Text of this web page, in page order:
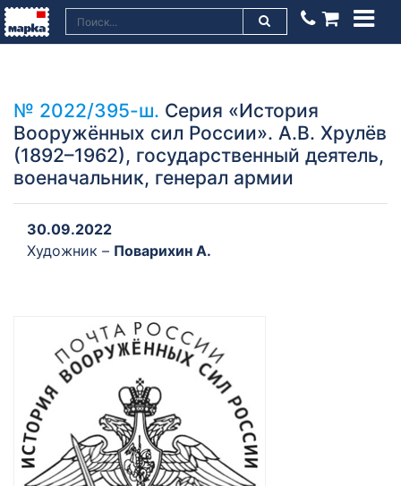
№ 2022/395-ш. Серия «История
Вооружённых сил России». А.В. Хрулёв
(1892–1962), государственный деятель,
военачальник, генерал армии
30.09.2022
Художник – Поварихин А.